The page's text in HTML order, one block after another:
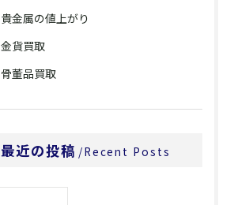
貴金属の値上がり
金貨買取
骨董品買取
最近の投稿 Recent Posts